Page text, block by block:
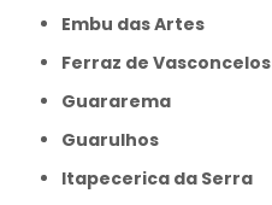
Embu das Artes
Ferraz de Vasconcelos
Guararema
Guarulhos
Itapecerica da Serra